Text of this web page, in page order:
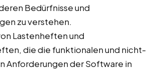
Bedürfnisse und
zu verstehen.
Lastenheften und
die die funktionalen und nicht-
Anforderungen der Software in